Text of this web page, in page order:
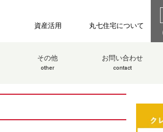
資産活用 丸七住宅について
その他
other
お問い合わせ
contact